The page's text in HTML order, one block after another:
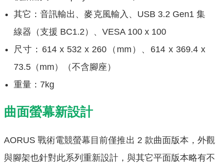
其它：音訊輸出、麥克風輸入、USB 3.2 Gen1 集
線器（支援 BC1.2）、VESA 100 x 100
尺寸：614 x 532 x 260（mm）、614 x 369.4 x
73.5（mm）（不含腳座）
重量：7kg
曲面螢幕新設計
AORUS 戰術電競螢幕目前僅推出 2 款曲面版本，外觀
與腳架也針對此系列重新設計，與其它平面版本略有不